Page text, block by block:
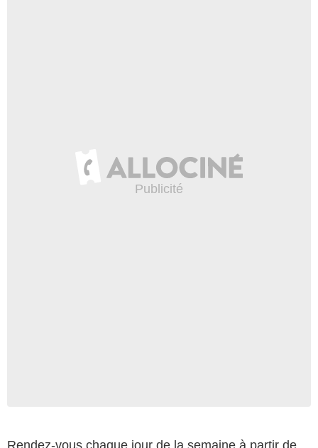
Rendez-vous chaque jour de la semaine à partir de